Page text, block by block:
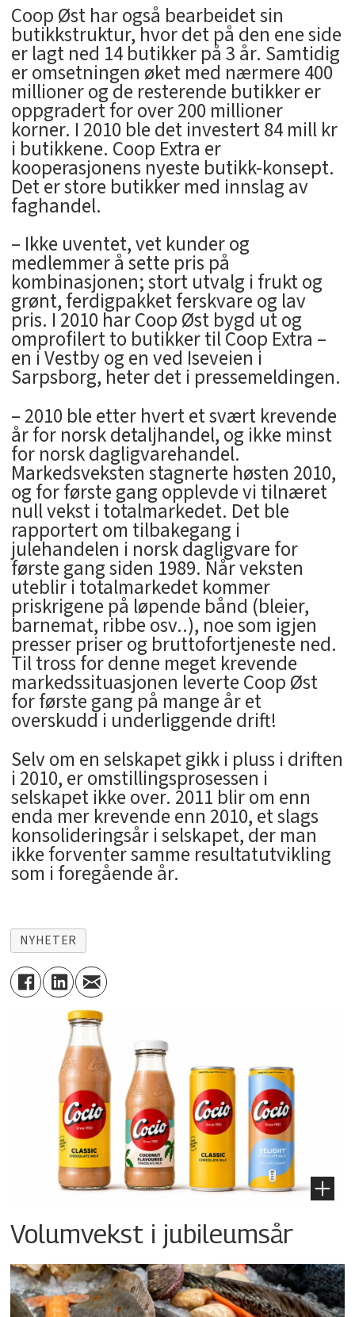
Coop Øst har også bearbeidet sin
butikkstruktur, hvor det på den ene side
er lagt ned 14 butikker på 3 år. Samtidig
er omsetningen øket med nærmere 400
millioner og de resterende butikker er
oppgradert for over 200 millioner
korner. I 2010 ble det investert 84 mill kr
i butikkene. Coop Extra er
kooperasjonens nyeste butikk-konsept.
Det er store butikker med innslag av
faghandel.
– Ikke uventet, vet kunder og
medlemmer å sette pris på
kombinasjonen; stort utvalg i frukt og
grønt, ferdigpakket ferskvare og lav
pris. I 2010 har Coop Øst bygd ut og
omprofilert to butikker til Coop Extra –
en i Vestby og en ved Iseveien i
Sarpsborg, heter det i pressemeldingen.
– 2010 ble etter hvert et svært krevende
år for norsk detaljhandel, og ikke minst
for norsk dagligvarehandel.
Markedsveksten stagnerte høsten 2010,
og for første gang opplevde vi tilnæret
null vekst i totalmarkedet. Det ble
rapportert om tilbakegang i
julehandelen i norsk dagligvare for
første gang siden 1989. Når veksten
uteblir i totalmarkedet kommer
priskrigene på løpende bånd (bleier,
barnemat, ribbe osv..), noe som igjen
presser priser og bruttofortjeneste ned.
Til tross for denne meget krevende
markedssituasjonen leverte Coop Øst
for første gang på mange år et
overskudd i underliggende drift!
Selv om en selskapet gikk i pluss i driften
i 2010, er omstillingsprosessen i
selskapet ikke over. 2011 blir om enn
enda mer krevende enn 2010, et slags
konsolideringsår i selskapet, der man
ikke forventer samme resultatutvikling
som i foregående år.
NYHETER
Volumvekst i jubileumsår